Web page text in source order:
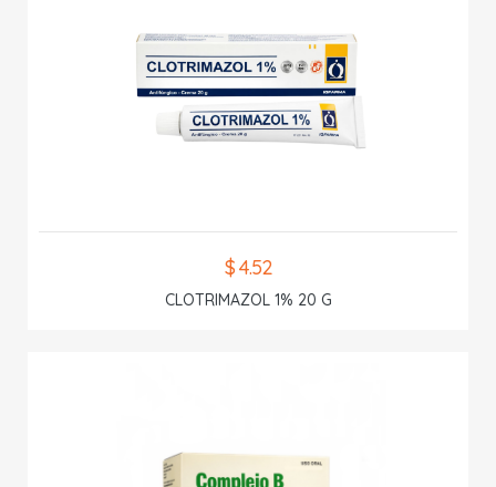
$ 4.52
CLOTRIMAZOL 1% 20 G